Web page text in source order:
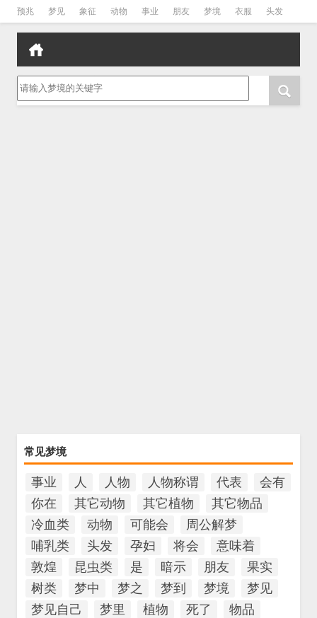
预兆 梦见 象征 动物 事业 朋友 梦境 衣服 头发
孕妇 孩子 吵架 房子
常见梦境
事业 人 人物 人物称谓 代表
会有
你在
其它动物 其它植物
其它物品
冷血类
动物 可能会
周公解梦
哺乳类
头发 孕妇 将会
意味着
敦煌
昆虫类 是 暗示 朋友
果实
树类
梦中 梦之 梦到 梦境
梦见
梦见自己
梦里 植物 死了
物品